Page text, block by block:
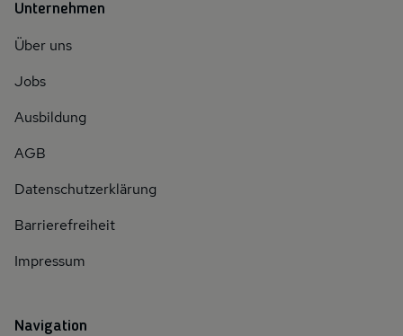
Unternehmen
Über uns
Jobs
Ausbildung
AGB
Datenschutzerklärung
Barrierefreiheit
Impressum
Navigation